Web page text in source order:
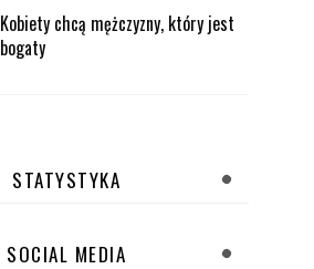
Kobiety chcą mężczyzny, który jest
bogaty
STATYSTYKA
SOCIAL MEDIA